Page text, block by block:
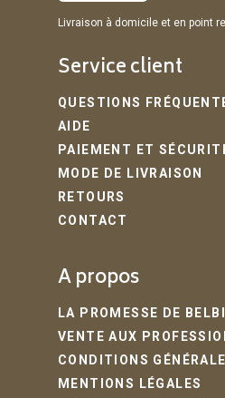
Livraison à domicile et en point
Service client
QUESTIONS
AIDE
PAIEMENT ET
MODE DE LIVRAISON
RETOURS
CONTACT
A propos
LA PROMESSE DE
VENTE AUX
CONDITIONS
MENTIONS LÉGALES